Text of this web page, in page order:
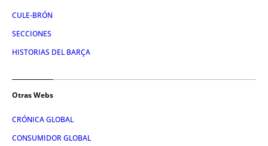
CULE-BRÓN
SECCIONES
HISTORIAS DEL BARÇA
Otras Webs
CRÓNICA GLOBAL
CONSUMIDOR GLOBAL